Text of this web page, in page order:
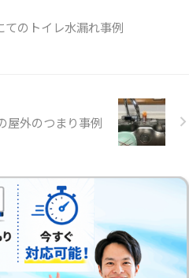
てのトイレ水漏れ事例
屋外のつまり事例